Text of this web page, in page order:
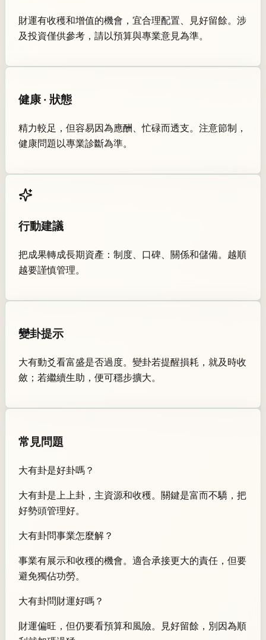
財運有收穫和增值的機會，宜合理配置、見好留餘。涉
及投資僅供參考，請以預算與專業意見為準。
健康 · 狀態
精力較足，但容易因為應酬、忙碌而透支。注意節制，
健康問題以專業診斷為準。
行動建議
把成果轉成長期資產：制度、口碑、關係和儲備。越順
越要謹慎管理。
變卦提示
大有動爻看富盛是否過度。變卦若提醒損耗，就及時收
斂；若繼續生助，便可穩步擴大。
常見問題
大有卦是好卦嗎？
大有卦是上上卦，主資源和收穫。關鍵是富而不驕，把
好勢頭管理好。
大有卦問事業怎麼解？
事業有展示和收穫的機會。適合承接更大的責任，但要
避免獨佔功勞。
大有卦問財運好嗎？
財運偏旺，但仍要看預算和風險。見好留餘，別因為順